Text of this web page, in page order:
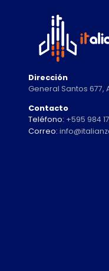
Dirección
General Santos 677,
Contacto
Teléfono: +595 984
Correo: